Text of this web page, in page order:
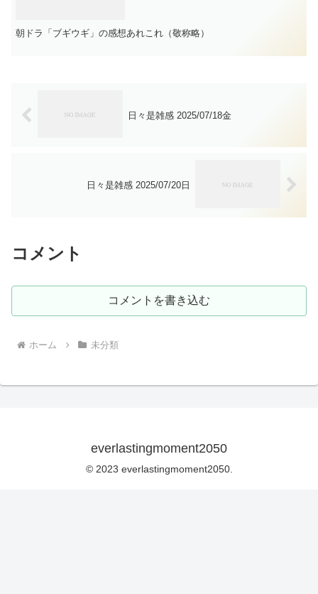
朝ドラ「ブギウギ」の感想あれこれ（敬称略）
日々是雑感 2025/07/18金
日々是雑感 2025/07/20日
コメント
コメントを書き込む
ホーム 未分類
everlastingmoment2050
© 2023 everlastingmoment2050.